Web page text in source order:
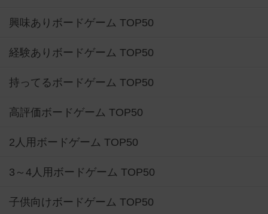
興味ありボードゲーム TOP50
経験ありボードゲーム TOP50
持ってるボードゲーム TOP50
高評価ボードゲーム TOP50
2人用ボードゲーム TOP50
3～4人用ボードゲーム TOP50
子供向けボードゲーム TOP50